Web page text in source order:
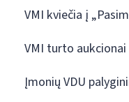
VMI kviečia į
VMI turto aukcionai
Įmonių VDU